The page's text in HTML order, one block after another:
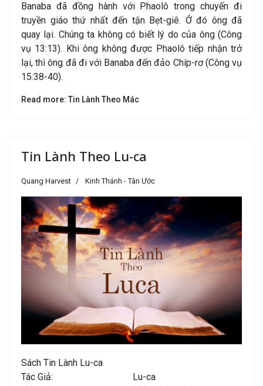
Banaba đã đồng hành với Phaolô trong chuyến đi
truyền giáo thứ nhất đến tận Bẹt-giê. Ở đó ông đã
quay lại. Chúng ta không có biết lý do của ông (Công
vụ 13:13). Khi ông không được Phaolô tiếp nhận trở
lại, thì ông đã đi với Banaba đến đảo Chíp-rơ (Công vụ
15:38-40).
Read more: Tin Lành Theo Mác
Tin Lành Theo Lu-ca
Quang Harvest Kinh Thánh - Tân Ước
Sách Tin Lành Lu-ca
Tác Giả: Lu-ca